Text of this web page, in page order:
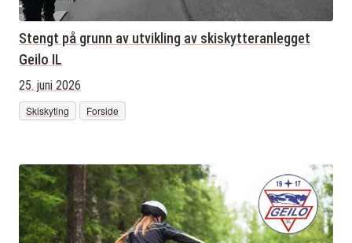
Stengt på grunn av utvikling av skiskytteranlegget
Geilo IL
25. juni 2026
Skiskyting Forside